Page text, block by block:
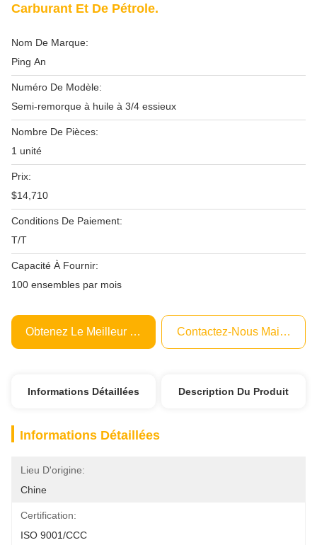
Carburant Et De Pétrole.
Nom De Marque:
Ping An
Numéro De Modèle:
Semi-remorque à huile à 3/4 essieux
Nombre De Pièces:
1 unité
Prix:
$14,710
Conditions De Paiement:
T/T
Capacité À Fournir:
100 ensembles par mois
Obtenez Le Meilleur Prix Contactez-Nous Maintenant
Informations Détaillées Description Du Produit
Informations Détaillées
Lieu D'origine:
Chine
Certification:
ISO 9001/CCC